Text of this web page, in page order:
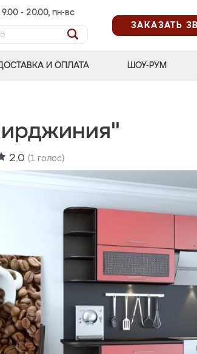
- 20.00, пн-вс
ЗАКАЗАТЬ
И ОПЛАТА ШОУ-РУМ
2.0 (1 голос)